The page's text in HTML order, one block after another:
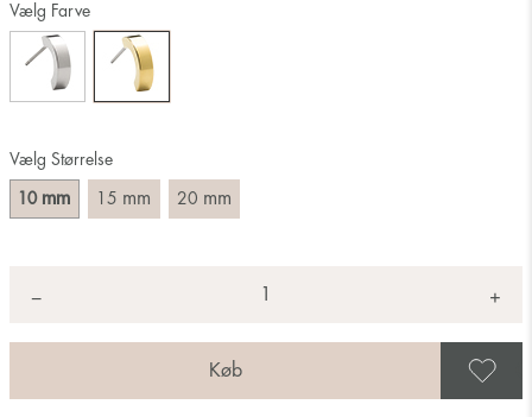
Vælg Størrelse
10 mm 15 mm 20 mm
Vælg Farve
− +